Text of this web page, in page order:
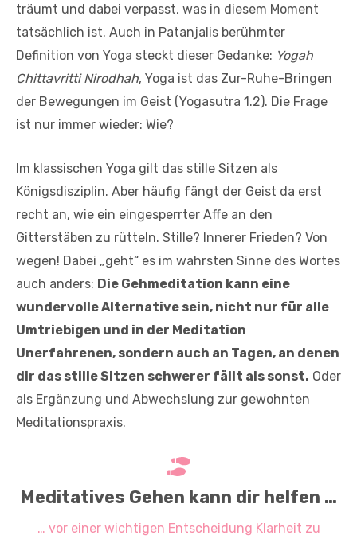
träumt und dabei verpasst, was in diesem Moment
tatsächlich ist. Auch in Patanjalis berühmter
Definition von Yoga steckt dieser Gedanke: Yogah
Chittavritti Nirodhah, Yoga ist das Zur-Ruhe-Bringen
der Bewegungen im Geist (Yogasutra 1.2). Die Frage
ist nur immer wieder: Wie?
Im klassischen Yoga gilt das stille Sitzen als
Königsdisziplin. Aber häufig fängt der Geist da erst
recht an, wie ein eingesperrter Affe an den
Gitterstäben zu rütteln. Stille? Innerer Frieden? Von
wegen! Dabei „geht“ es im wahrsten Sinne des Wortes
auch anders: Die Gehmeditation kann eine
wundervolle Alternative sein, nicht nur für alle
Umtriebigen und in der Meditation
Unerfahrenen, sondern auch an Tagen, an denen
dir das stille Sitzen schwerer fällt als sonst. Oder
als Ergänzung und Abwechslung zur gewohnten
Meditationspraxis.
Meditatives Gehen kann dir helfen …
… vor einer wichtigen Entscheidung Klarheit zu